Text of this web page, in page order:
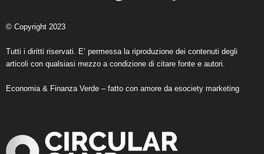
© Copyright 2023
Tutti i diritti riservati. E’ permessa la riproduzione dei contenuti degli
articoli con qualsiasi mezzo a condizione di citare fonte e autori.
Economia & Finanza Verde – fatto con amore da esociety marketing